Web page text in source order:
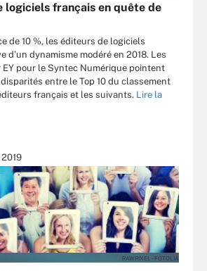
logiciels français en quête de
de 10 %, les éditeurs de logiciels
d’un dynamisme modéré en 2018. Les
pour le Syntec Numérique pointent
entre le Top 10 du classement
français et les suivants. Lire la
2019
RAWPIXEL - FOTOLIA